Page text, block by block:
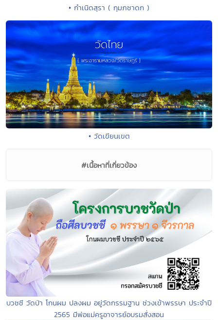
• กำเนิดสุรา ( กุมภชาดก )
• วัดเขียนเขต
#เนื้อหาที่เกี่ยวข้อง
บวชชี วัดป่า โกนผม ปลงผม อยู่วัดกรรมฐาน ช่วงเข้าพรรษา ประจำปี
2565 มีพ่อแม่ครูอาจารย์อบรมสั่งสอน